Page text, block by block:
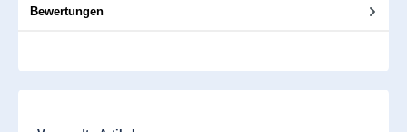
Bewertungen